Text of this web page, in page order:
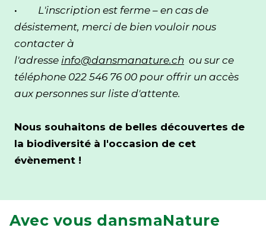
· L'inscription est ferme – en cas de
désistement, merci de bien vouloir nous
contacter à
l'adresse info@dansmanature.ch ou sur ce
téléphone 022 546 76 00 pour offrir un accès
aux personnes sur liste d'attente.
Nous souhaitons de belles découvertes de
la biodiversité à l'occasion de cet
évènement !
Avec vous dansmaNature